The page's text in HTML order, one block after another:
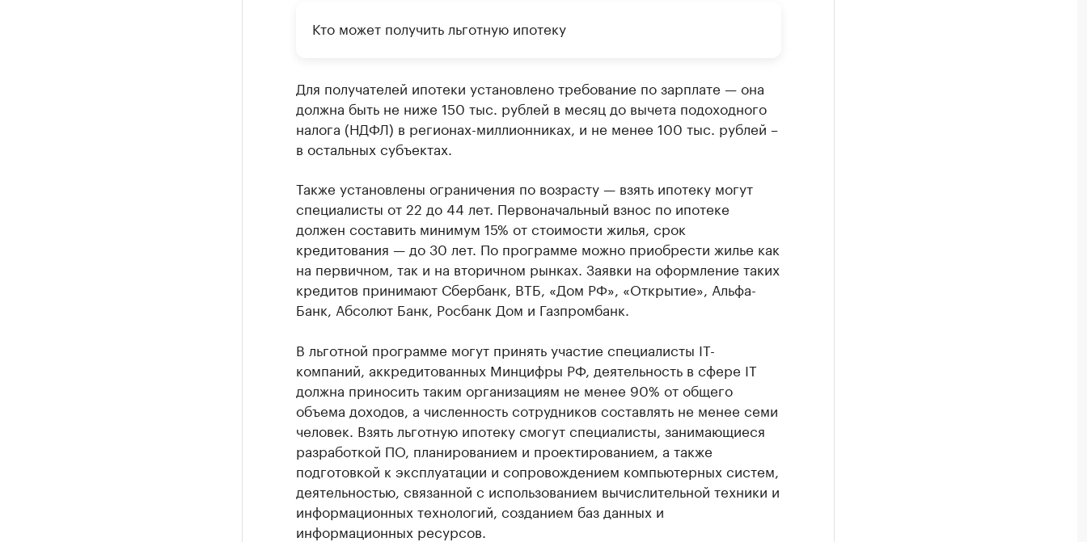
Кто может получить льготную ипотеку
Для получателей ипотеки установлено требование по зарплате — она
должна быть не ниже 150 тыс. рублей в месяц до вычета подоходного
налога (НДФЛ) в регионах-миллионниках, и не менее 100 тыс. рублей –
в остальных субъектах.
Также установлены ограничения по возрасту — взять ипотеку могут
специалисты от 22 до 44 лет. Первоначальный взнос по ипотеке
должен составить минимум 15% от стоимости жилья, срок
кредитования — до 30 лет. По программе можно приобрести жилье как
на первичном, так и на вторичном рынках. Заявки на оформление таких
кредитов принимают Сбербанк, ВТБ, «Дом РФ», «Открытие», Альфа-
Банк, Абсолют Банк, Росбанк Дом и Газпромбанк.
В льготной программе могут принять участие специалисты IT-
компаний, аккредитованных Минцифры РФ, деятельность в сфере IT
должна приносить таким организациям не менее 90% от общего
объема доходов, а численность сотрудников составлять не менее семи
человек. Взять льготную ипотеку смогут специалисты, занимающиеся
разработкой ПО, планированием и проектированием, а также
подготовкой к эксплуатации и сопровождением компьютерных систем,
деятельностью, связанной с использованием вычислительной техники и
информационных технологий, созданием баз данных и
информационных ресурсов.